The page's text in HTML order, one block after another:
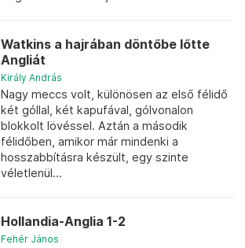
Watkins a hajrában döntőbe lőtte
Angliát
Király András
Nagy meccs volt, különösen az első félidő
két góllal, két kapufával, gólvonalon
blokkolt lövéssel. Aztán a második
félidőben, amikor már mindenki a
hosszabbításra készült, egy szinte
véletlenül...
Hollandia-Anglia 1-2
Fehér János